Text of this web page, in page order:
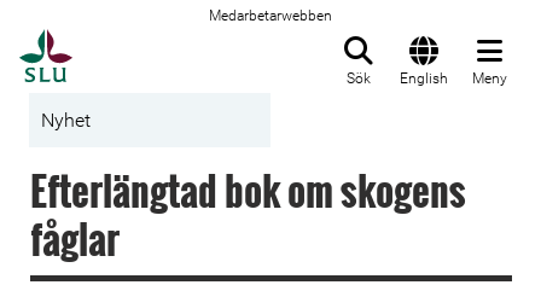
Medarbetarwebben
Sök English Meny
Nyhet
Efterlängtad bok om skogens
fåglar